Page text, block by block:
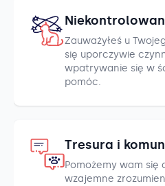
Zauważyłeś u
się uporczywie
wpatrywanie się w
pomóc.
Tresura i
Pomożemy wam się
wzajemne